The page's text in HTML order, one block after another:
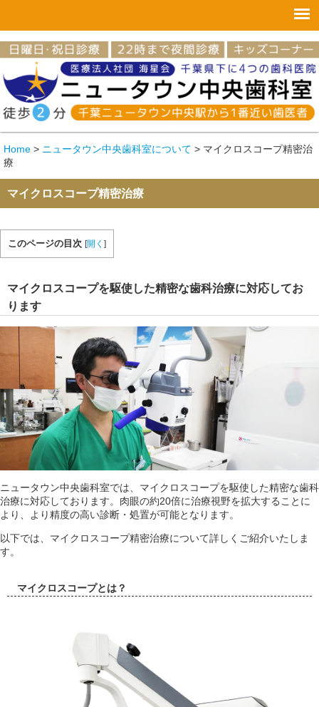
Home > ニュータウン中央歯科室について > マイクロスコープ精密治
療
マイクロスコープ精密治療
このページの目次 [開く ]
マイクロスコープを駆使した精密な歯科治療に対応してお
ります
ニュータウン中央歯科室では、マイクロスコープを駆使した精密な歯科
治療に対応しております。肉眼の約20倍に治療視野を拡大することに
より、より精度の高い診断・処置が可能となります。
以下では、マイクロスコープ精密治療について詳しくご紹介いたしま
す。
マイクロスコープとは？